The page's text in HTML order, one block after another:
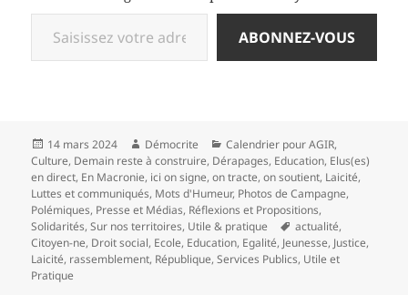
Saisissez votre adresse e-mail…
ABONNEZ-VOUS
Publié
le
14 mars 2024 Auteur
Démocrite Catégories
Calendrier pour AGIR,
Culture, Demain reste à construire, Dérapages, Education, Elus(es)
en direct, En Macronie, ici on signe, on tracte, on soutient, Laicité,
Luttes et communiqués, Mots d'Humeur, Photos de Campagne,
Polémiques, Presse et Médias, Réflexions et Propositions,
Solidarités,Sur nos territoires, Utile & pratique
Mots-
clés
actualité,
Citoyen-ne, Droit social, Ecole, Education, Egalité, Jeunesse, Justice,
Laicité, rassemblement, République,Services Publics, Utile et
Pratique